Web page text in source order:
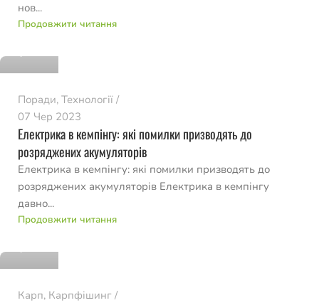
нов...
Продовжити читання
romvo
Поради, Технології
07 Чер 2023
Електрика в кемпінгу: які помилки призводять до
розряджених акумуляторів
Електрика в кемпінгу: які помилки призводять до
розряджених акумуляторів Електрика в кемпінгу
давно...
Продовжити читання
romvo
Карп, Карпфішинг